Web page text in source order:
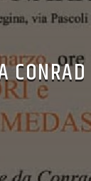
CONRAD